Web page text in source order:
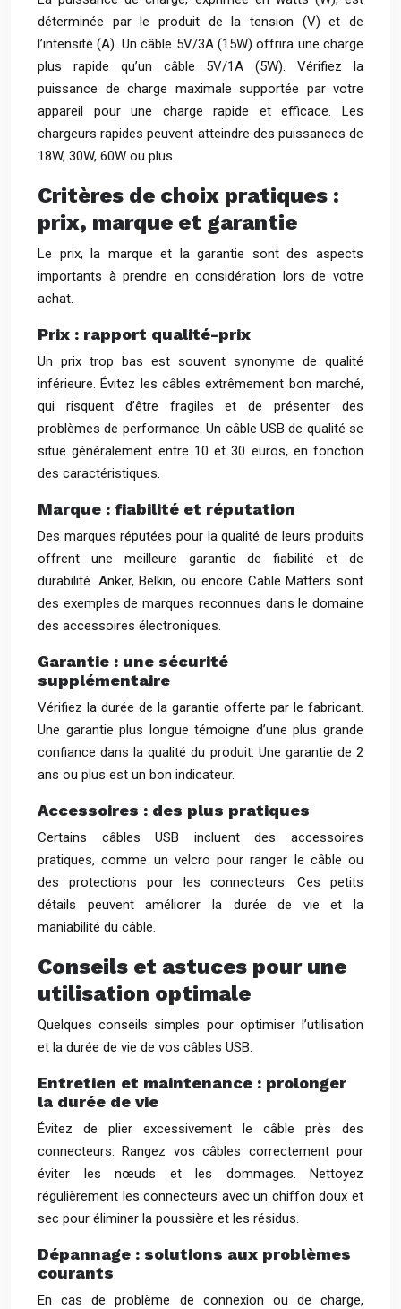
déterminée par le produit de la tension (V) et de
l’intensité (A). Un câble 5V/3A (15W) offrira une charge
plus rapide qu’un câble 5V/1A (5W). Vérifiez la
puissance de charge maximale supportée par votre
appareil pour une charge rapide et efficace. Les
chargeurs rapides peuvent atteindre des puissances de
18W, 30W, 60W ou plus.
Critères de choix pratiques :
prix, marque et garantie
Le prix, la marque et la garantie sont des aspects
importants à prendre en considération lors de votre
achat.
Prix : rapport qualité-prix
Un prix trop bas est souvent synonyme de qualité
inférieure. Évitez les câbles extrêmement bon marché,
qui risquent d’être fragiles et de présenter des
problèmes de performance. Un câble USB de qualité se
situe généralement entre 10 et 30 euros, en fonction
des caractéristiques.
Marque : fiabilité et réputation
Des marques réputées pour la qualité de leurs produits
offrent une meilleure garantie de fiabilité et de
durabilité. Anker, Belkin, ou encore Cable Matters sont
des exemples de marques reconnues dans le domaine
des accessoires électroniques.
Garantie : une sécurité
supplémentaire
Vérifiez la durée de la garantie offerte par le fabricant.
Une garantie plus longue témoigne d’une plus grande
confiance dans la qualité du produit. Une garantie de 2
ans ou plus est un bon indicateur.
Accessoires : des plus pratiques
Certains câbles USB incluent des accessoires
pratiques, comme un velcro pour ranger le câble ou
des protections pour les connecteurs. Ces petits
détails peuvent améliorer la durée de vie et la
maniabilité du câble.
Conseils et astuces pour une
utilisation optimale
Quelques conseils simples pour optimiser l’utilisation
et la durée de vie de vos câbles USB.
Entretien et maintenance : prolonger
la durée de vie
Évitez de plier excessivement le câble près des
connecteurs. Rangez vos câbles correctement pour
éviter les nœuds et les dommages. Nettoyez
régulièrement les connecteurs avec un chiffon doux et
sec pour éliminer la poussière et les résidus.
Dépannage : solutions aux problèmes
courants
En cas de problème de connexion ou de charge,